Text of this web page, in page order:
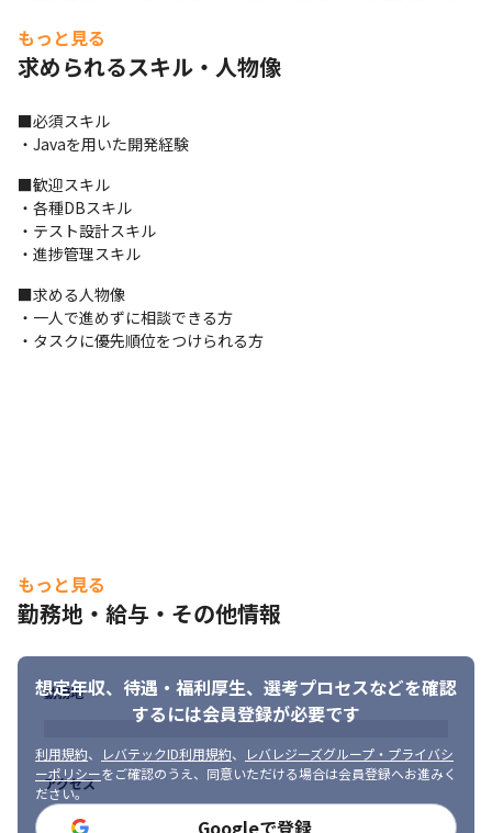
・ろう児向け日本語・手話学習ゲーム：Java、MySQL（要件定義
～テスト～保守・運用）
■この仕事の面白み、魅力
・エンジニアのキャリアプランを第一優先としています
・役職や年次に関係なく、新しい機能やサービス改善の提案がで
きます
・プロジェクトや開発フェーズにより在宅勤務可能です
・開発ノウハウを活かし多くのエンジニアが技術力を高めていま
もっと見る
求められるスキル・人物像
■必須スキル
・Javaを用いた開発経験
■歓迎スキル
・各種DBスキル
・テスト設計スキル
・進捗管理スキル
■求める人物像
・一人で進めずに相談できる方
・タスクに優先順位をつけられる方
もっと見る
勤務地・給与・その他情報
想定年収、待遇・福利厚生、 選考プロセスなどを確認
するには会員登録が必要です
利用規約、 レバテックID利用規約、
レバレジーズグループ・プライバシ
ーポリシーをご確認のうえ、同意いただける場合は会員登録へお進みく
ださい。
Googleで登録
勤務地
アクセス